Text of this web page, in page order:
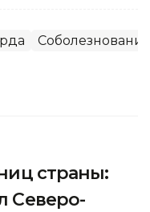
страны:
Северо-